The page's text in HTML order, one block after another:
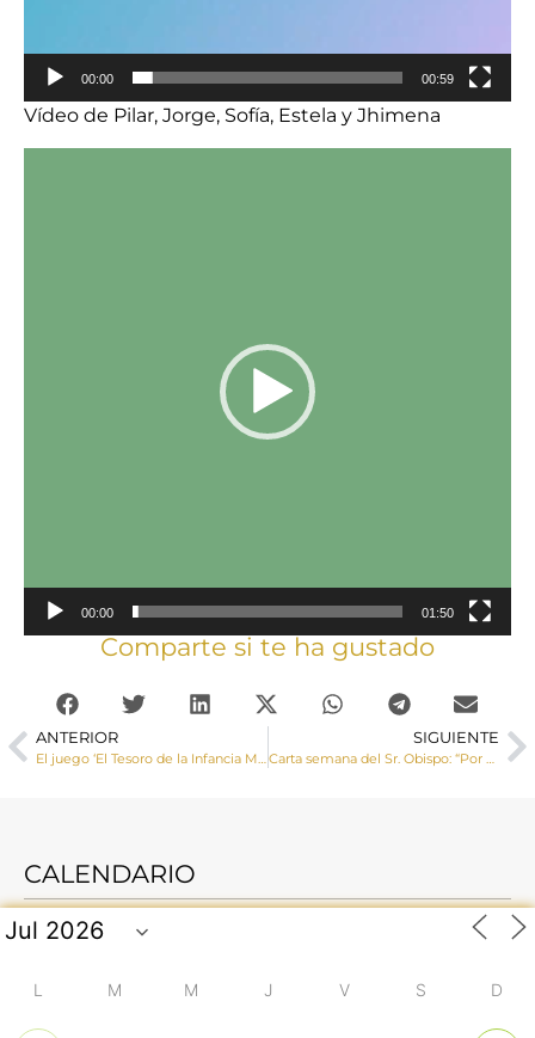
00:00 00:59
Vídeo de Pilar, Jorge, Sofía, Estela y Jhimena
00:00 01:50
Comparte si te ha gustado
ANTERIOR
El juego ‘El Tesoro de la Infancia Misionera’
SIGUIENTE
Carta semana del Sr. Obispo: “Por un mundo abierto a los demás”
CALENDARIO
L M M J V S D